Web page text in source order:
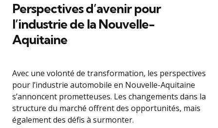
Perspectives d’avenir pour
l’industrie de la Nouvelle-
Aquitaine
Avec une volonté de transformation, les perspectives
pour l’industrie automobile en Nouvelle-Aquitaine
s’annoncent prometteuses. Les changements dans la
structure du marché offrent des opportunités, mais
également des défis à surmonter.